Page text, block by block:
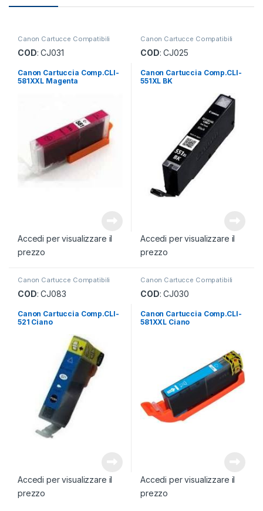
Canon Cartucce Compatibili
COD: CJ031
Canon Cartuccia Comp.CLI-
581XXL Magenta
Accedi per visualizzare il
prezzo
Canon Cartucce Compatibili
COD: CJ025
Canon Cartuccia Comp.CLI-
551XL BK
Accedi per visualizzare il
prezzo
Canon Cartucce Compatibili
COD: CJ083
Canon Cartuccia Comp.CLI-
521 Ciano
Accedi per visualizzare il
prezzo
Canon Cartucce Compatibili
COD: CJ030
Canon Cartuccia Comp.CLI-
581XXL Ciano
Accedi per visualizzare il
prezzo